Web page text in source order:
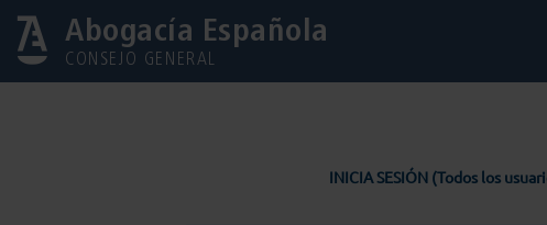
Abogacía Española
CONSEJO GENERAL
INICIA SESIÓN (Todos los